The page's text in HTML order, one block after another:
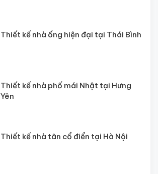
Thiết kế nhà ống hiện đại tại Thái Bình
Thiết kế nhà phố mái Nhật tại Hưng
Yên
Thiết kế nhà tân cổ điển tại Hà Nội